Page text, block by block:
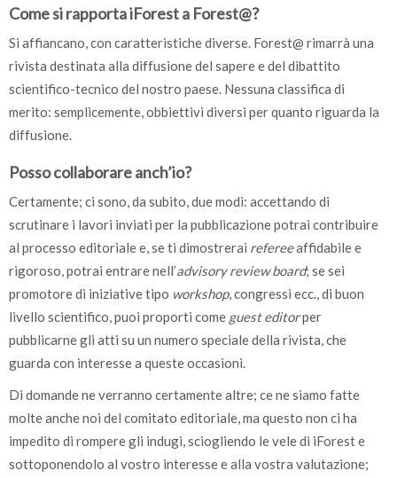
Come si rapporta iForest a Forest@?
Si affiancano, con caratteristiche diverse. Forest@ rimarrà una
rivista destinata alla diffusione del sapere e del dibattito
scientifico-tecnico del nostro paese. Nessuna classifica di
merito: semplicemente, obbiettivi diversi per quanto riguarda la
diffusione.
Posso collaborare anch’io?
Certamente; ci sono, da subito, due modi: accettando di
scrutinare i lavori inviati per la pubblicazione potrai contribuire
al processo editoriale e, se ti dimostrerai refereeaffidabile e
rigoroso, potrai entrare nell’advisory review board; se sei
promotore di iniziative tipo workshop, congressi ecc., di buon
livello scientifico, puoi proporti come guest editorper
pubblicarne gli atti su un numero speciale della rivista, che
guarda con interesse a queste occasioni.
Di domande ne verranno certamente altre; ce ne siamo fatte
molte anche noi del comitato editoriale, ma questo non ci ha
impedito di rompere gli indugi, sciogliendo le vele di iForest e
sottoponendolo al vostro interesse e alla vostra valutazione;